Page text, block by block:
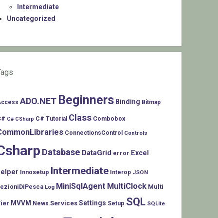
Intermediate
Uncategorized
ADO.NET Beginners Binding Bitmap
C# CSharp C# Tutorial Class Combobox
ConnectionsControl Controls
Database DataGrid error Excel
Innosetup Intermediate Interop JSON
Log MiniSqlAgent MultiClock Multi
MVVM News Services Settings Setup SQL SQLite